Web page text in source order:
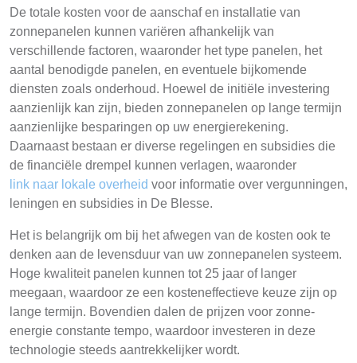
De totale kosten voor de aanschaf en installatie van
zonnepanelen kunnen variëren afhankelijk van
verschillende factoren, waaronder het type panelen, het
aantal benodigde panelen, en eventuele bijkomende
diensten zoals onderhoud. Hoewel de initiële investering
aanzienlijk kan zijn, bieden zonnepanelen op lange termijn
aanzienlijke besparingen op uw energierekening.
Daarnaast bestaan er diverse regelingen en subsidies die
de financiële drempel kunnen verlagen, waaronder
link naar lokale overheid voor informatie over vergunningen,
leningen en subsidies in De Blesse.
Het is belangrijk om bij het afwegen van de kosten ook te
denken aan de levensduur van uw zonnepanelen systeem.
Hoge kwaliteit panelen kunnen tot 25 jaar of langer
meegaan, waardoor ze een kosteneffectieve keuze zijn op
lange termijn. Bovendien dalen de prijzen voor zonne-
energie constante tempo, waardoor investeren in deze
technologie steeds aantrekkelijker wordt.